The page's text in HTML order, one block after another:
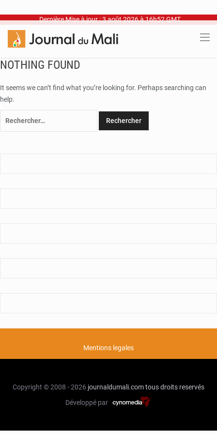
Dernière Mise à jour : 3 août 2026 à 16h52 GMT
NOTHING FOUND
It seems we can’t find what you’re looking for. Perhaps searching can
help.
Mentions legales
Copyright © 2008 - 2026 journaldumali.comtous droits reservés
Développé par